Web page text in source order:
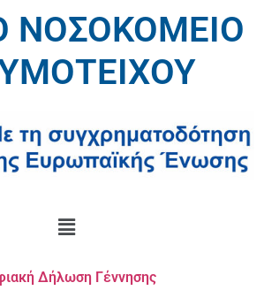
ΝΟΣΟΚΟΜΕΙΟ
Δήλωση Γέννησης